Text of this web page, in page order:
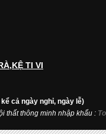
TI VI
cả ngày nghỉ, ngày lễ)
thất thông minh nhập khẩu :